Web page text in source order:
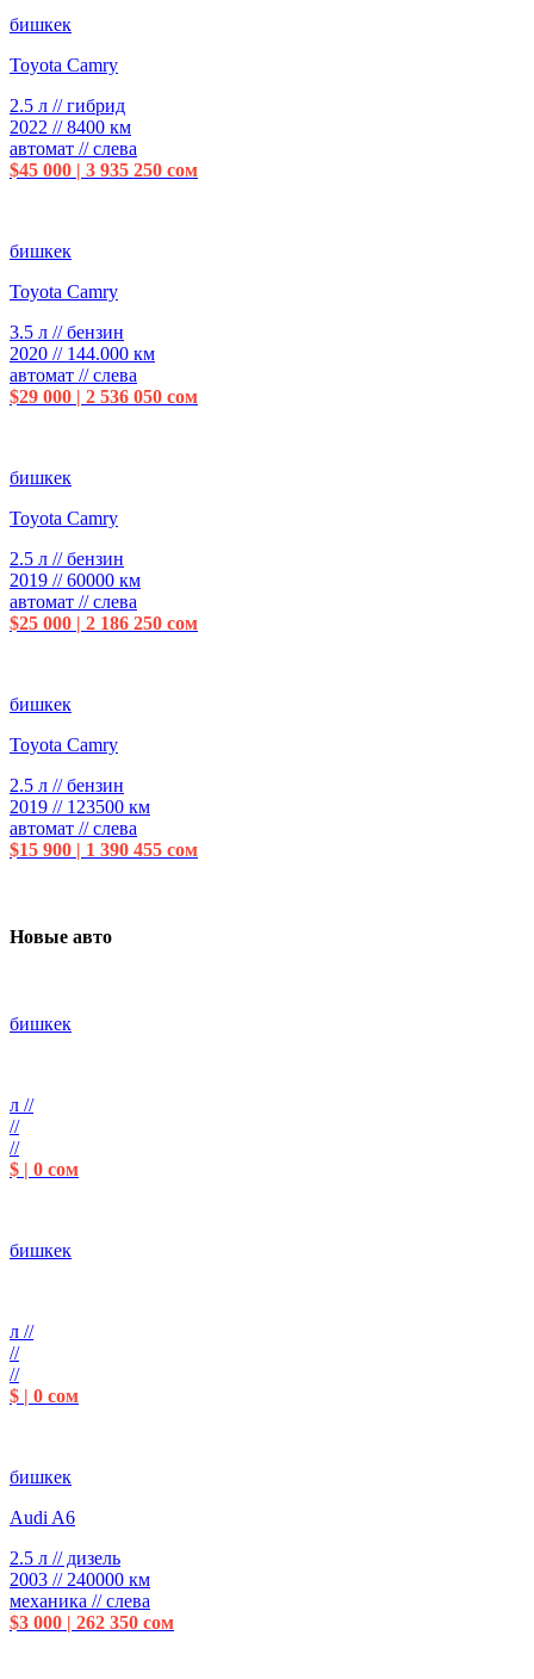
бишкек
Toyota Camry
2.5 л // гибрид
2022 // 8400 км
автомат // слева
$45 000 | 3 935 250 сом
бишкек
Toyota Camry
3.5 л // бензин
2020 // 144.000 км
автомат // слева
$29 000 | 2 536 050 сом
бишкек
Toyota Camry
2.5 л // бензин
2019 // 60000 км
автомат // слева
$25 000 | 2 186 250 сом
бишкек
Toyota Camry
2.5 л // бензин
2019 // 123500 км
автомат // слева
$15 900 | 1 390 455 сом
Новые авто
бишкек
л //
//
//
$ | 0 сом
бишкек
л //
//
//
$ | 0 сом
бишкек
Audi A6
2.5 л // дизель
2003 // 240000 км
механика // слева
$3 000 | 262 350 сом